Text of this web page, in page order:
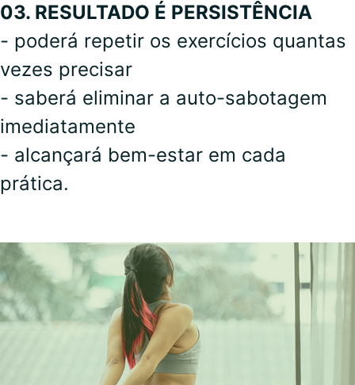
03. RESULTADO É PERSISTÊNCIA
- poderá repetir os exercícios quantas
vezes precisar
- saberá eliminar a auto-sabotagem
imediatamente
- alcançará bem-estar em cada
prática.